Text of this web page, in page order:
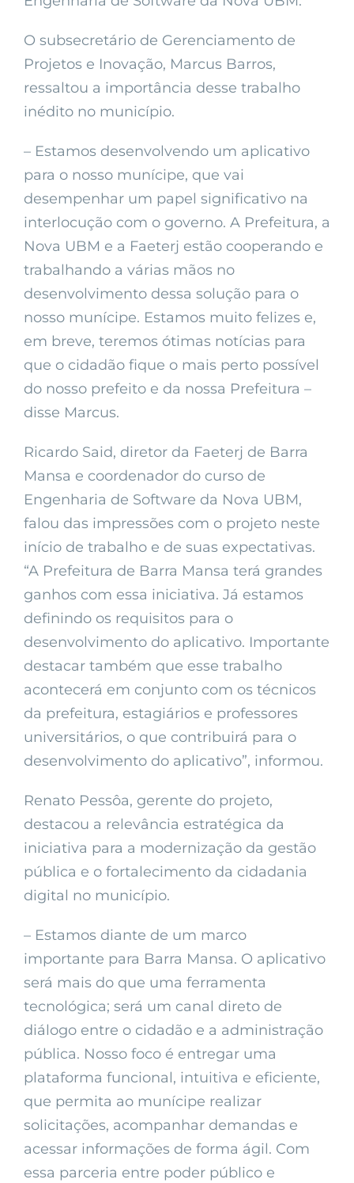
O subsecretário de Gerenciamento de
Projetos e Inovação, Marcus Barros,
ressaltou a importância desse trabalho
inédito no município.
– Estamos desenvolvendo um aplicativo
para o nosso munícipe, que vai
desempenhar um papel significativo na
interlocução com o governo. A Prefeitura, a
Nova UBM e a Faeterj estão cooperando e
trabalhando a várias mãos no
desenvolvimento dessa solução para o
nosso munícipe. Estamos muito felizes e,
em breve, teremos ótimas notícias para
que o cidadão fique o mais perto possível
do nosso prefeito e da nossa Prefeitura –
disse Marcus.
Ricardo Said, diretor da Faeterj de Barra
Mansa e coordenador do curso de
Engenharia de Software da Nova UBM,
falou das impressões com o projeto neste
início de trabalho e de suas expectativas.
“A Prefeitura de Barra Mansa terá grandes
ganhos com essa iniciativa. Já estamos
definindo os requisitos para o
desenvolvimento do aplicativo. Importante
destacar também que esse trabalho
acontecerá em conjunto com os técnicos
da prefeitura, estagiários e professores
universitários, o que contribuirá para o
desenvolvimento do aplicativo”, informou.
Renato Pessôa, gerente do projeto,
destacou a relevância estratégica da
iniciativa para a modernização da gestão
pública e o fortalecimento da cidadania
digital no município.
– Estamos diante de um marco
importante para Barra Mansa. O aplicativo
será mais do que uma ferramenta
tecnológica; será um canal direto de
diálogo entre o cidadão e a administração
pública. Nosso foco é entregar uma
plataforma funcional, intuitiva e eficiente,
que permita ao munícipe realizar
solicitações, acompanhar demandas e
acessar informações de forma ágil. Com
essa parceria entre poder público e